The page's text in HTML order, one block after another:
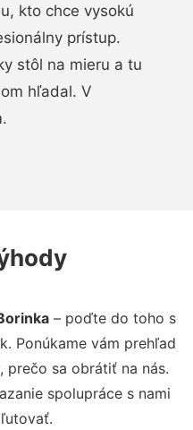
kto chce vysokú
prístup.
stôl na mieru a tu
hľadal. V
– poďte do toho s
Ponúkame vám prehľad
prečo sa obrátiť na nás.
spolupráce s nami